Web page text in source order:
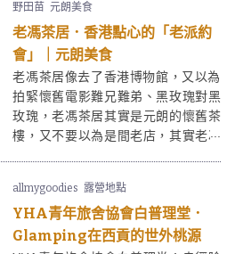
野田苗 元朗美食
老馮茶居．香港點心的「老派約
會」｜元朗美食
老馮茶居像去了香港博物館，又以為
拍緊懷舊電影難兄難弟、黑玫瑰對黑
玫瑰，老馮茶居其實是元朗的懷舊茶
樓，又不要以為是間老店，其實老馮
點心老師傅。
allmygoodies 露營地點
YHA青年旅舍協會白普理堂．
Glamping在西貢的世外桃源